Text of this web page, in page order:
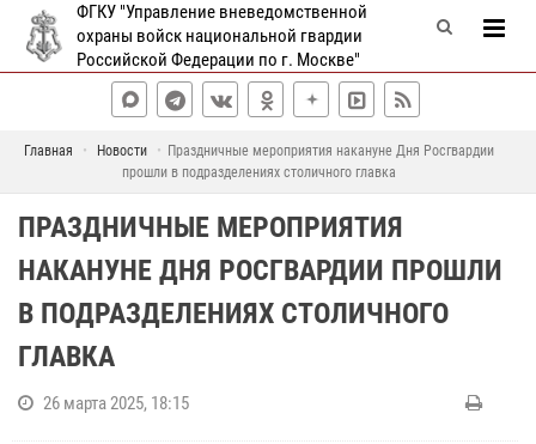
ФГКУ "Управление вневедомственной
охраны войск национальной гвардии
Российской Федерации по г. Москве"
Главная Новости
Праздничные мероприятия накануне Дня Росгвардии
прошли в подразделениях столичного главка
ПРАЗДНИЧНЫЕ МЕРОПРИЯТИЯ
НАКАНУНЕ ДНЯ РОСГВАРДИИ ПРОШЛИ
В ПОДРАЗДЕЛЕНИЯХ СТОЛИЧНОГО
ГЛАВКА
26 марта 2025, 18:15